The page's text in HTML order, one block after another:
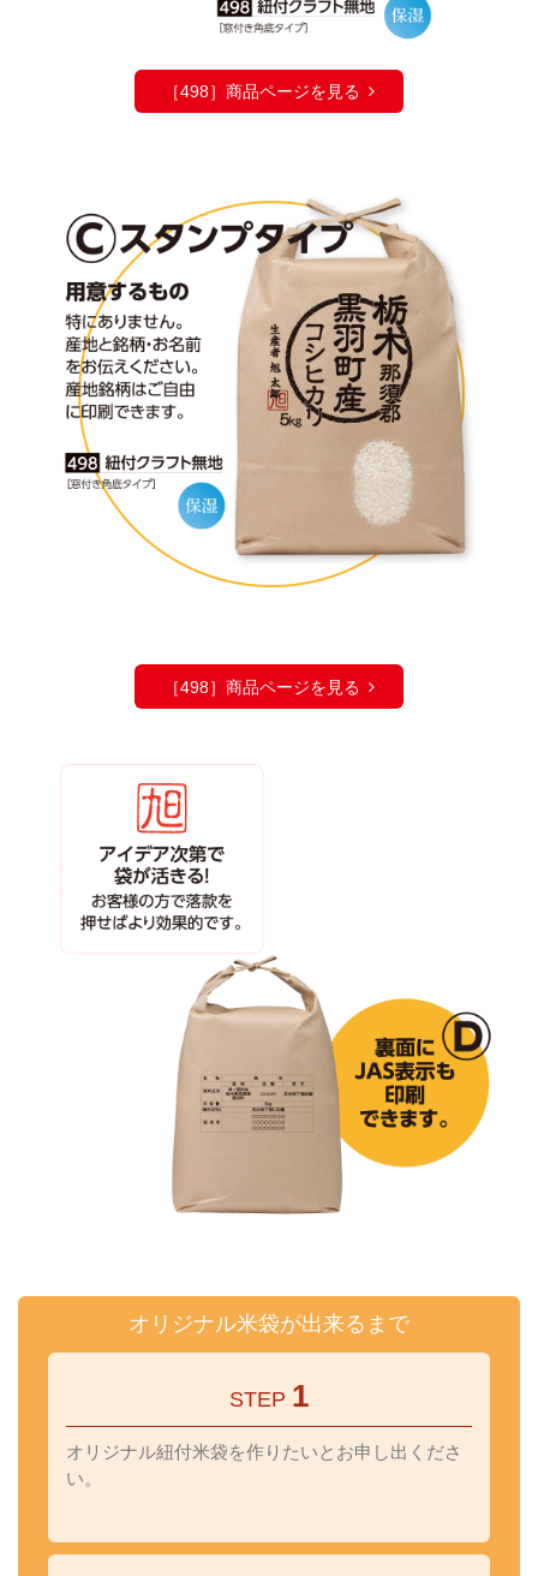
［498］商品ページを見る
［498］商品ページを見る
オリジナル米袋が出来るまで
STEP 1
オリジナル紐付米袋を作りたいとお申し出くださ
い。